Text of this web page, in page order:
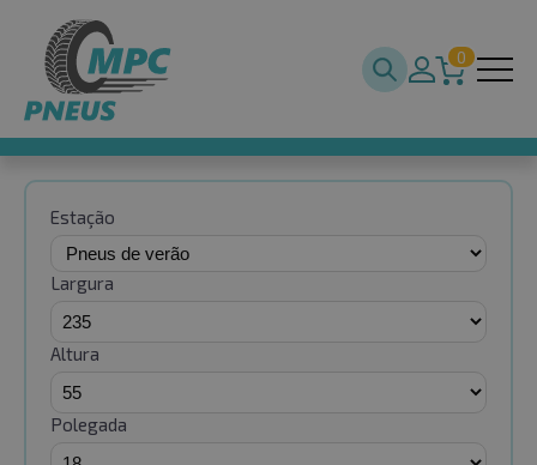
0
Estação
Largura
Altura
Polegada